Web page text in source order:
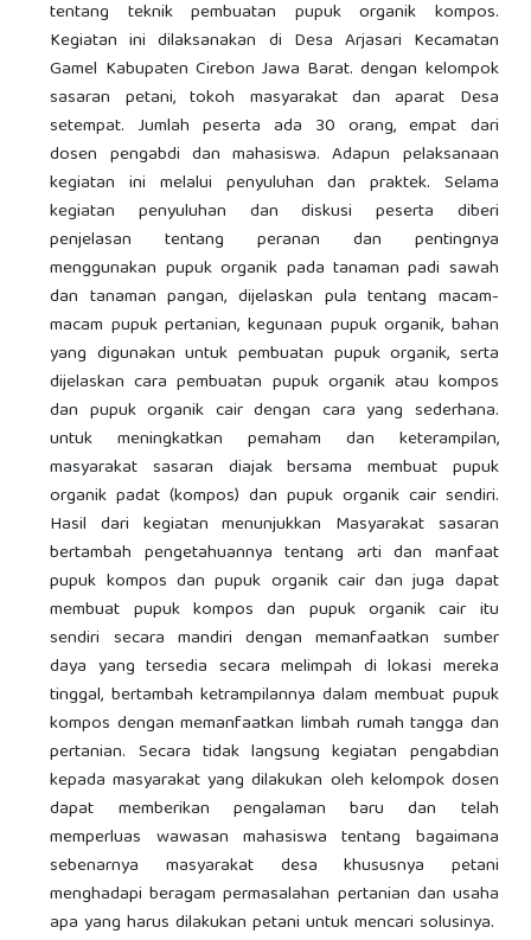
tentang teknik pembuatan pupuk organik kompos.
Kegiatan ini dilaksanakan di Desa Arjasari Kecamatan
Gamel Kabupaten Cirebon Jawa Barat. dengan kelompok
sasaran petani, tokoh masyarakat dan aparat Desa
setempat. Jumlah peserta ada 30 orang, empat dari
dosen pengabdi dan mahasiswa. Adapun pelaksanaan
kegiatan ini melalui penyuluhan dan praktek. Selama
kegiatan penyuluhan dan diskusi peserta diberi
penjelasan tentang peranan dan pentingnya
menggunakan pupuk organik pada tanaman padi sawah
dan tanaman pangan, dijelaskan pula tentang macam-
macam pupuk pertanian, kegunaan pupuk organik, bahan
yang digunakan untuk pembuatan pupuk organik, serta
dijelaskan cara pembuatan pupuk organik atau kompos
dan pupuk organik cair dengan cara yang sederhana.
untuk meningkatkan pemaham dan keterampilan,
masyarakat sasaran diajak bersama membuat pupuk
organik padat (kompos) dan pupuk organik cair sendiri.
Hasil dari kegiatan menunjukkan Masyarakat sasaran
bertambah pengetahuannya tentang arti dan manfaat
pupuk kompos dan pupuk organik cair dan juga dapat
membuat pupuk kompos dan pupuk organik cair itu
sendiri secara mandiri dengan memanfaatkan sumber
daya yang tersedia secara melimpah di lokasi mereka
tinggal, bertambah ketrampilannya dalam membuat pupuk
kompos dengan memanfaatkan limbah rumah tangga dan
pertanian. Secara tidak langsung kegiatan pengabdian
kepada masyarakat yang dilakukan oleh kelompok dosen
dapat memberikan pengalaman baru dan telah
memperluas wawasan mahasiswa tentang bagaimana
sebenarnya masyarakat desa khususnya petani
menghadapi beragam permasalahan pertanian dan usaha
apa yang harus dilakukan petani untuk mencari solusinya.